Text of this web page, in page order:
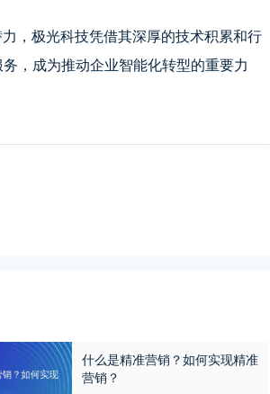
，极光科技凭借其深厚的技术积累和行
，成为推动企业智能化转型的重要力
什么是精准营销？如何实现精准
营销？